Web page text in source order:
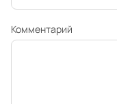
Комментарий